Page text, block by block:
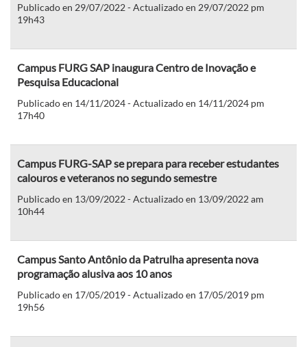
Publicado en 29/07/2022 - Actualizado en 29/07/2022 pm
19h43
Campus FURG SAP inaugura Centro de Inovação e
Pesquisa Educacional
Publicado en 14/11/2024 - Actualizado en 14/11/2024 pm
17h40
Campus FURG-SAP se prepara para receber estudantes
calouros e veteranos no segundo semestre
Publicado en 13/09/2022 - Actualizado en 13/09/2022 am
10h44
Campus Santo Antônio da Patrulha apresenta nova
programação alusiva aos 10 anos
Publicado en 17/05/2019 - Actualizado en 17/05/2019 pm
19h56